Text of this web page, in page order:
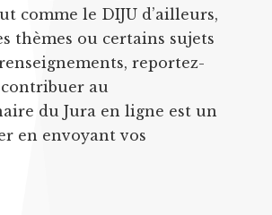
comme le DIJU d’ailleurs,
thèmes ou certains sujets
reportez-
contribuer au
du Jura en ligne est un
en envoyant vos